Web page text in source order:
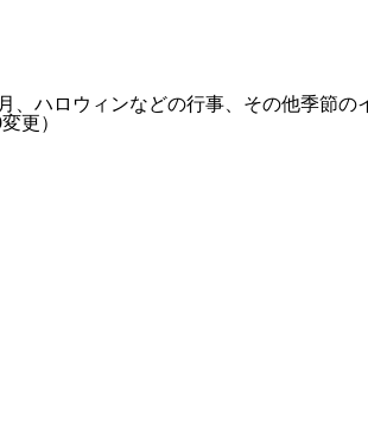
、ハロウィンなどの行事、その他季節の
変更）